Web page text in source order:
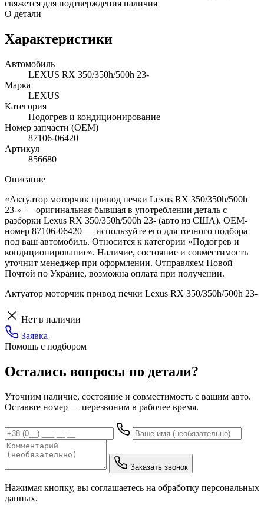
свяжется для подтверждения наличия
О детали
Характеристики
Автомобиль
LEXUS RX 350/350h/500h 23-
Марка
LEXUS
Категория
Подогрев и кондиционирование
Номер запчасти (OEM)
87106-06420
Артикул
856680
Описание
«Актуатор моторчик привод печки Lexus RX 350/350h/500h
23-» — оригинальная бывшая в употреблении деталь с
разборки Lexus RX 350/350h/500h 23- (авто из США). OEM-
номер 87106-06420 — используйте его для точного подбора
под ваш автомобиль. Относится к категории «Подогрев и
кондиционирование». Наличие, состояние и совместимость
уточнит менеджер при оформлении. Отправляем Новой
Почтой по Украине, возможна оплата при получении.
Актуатор моторчик привод печки Lexus RX 350/350h/500h 23-
Нет в наличии
Заявка
Помощь с подбором
Остались вопросы по детали?
Уточним наличие, состояние и совместимость с вашим авто.
Оставьте номер — перезвоним в рабочее время.
Заказать звонок
Нажимая кнопку, вы соглашаетесь на обработку персональных
данных.